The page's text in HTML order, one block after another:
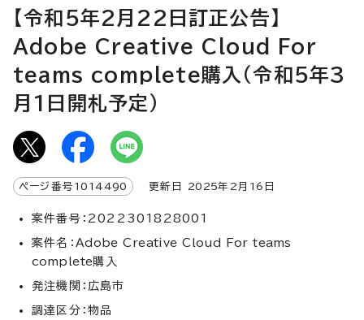
【令和5年2月22日訂正公告】
Adobe Creative Cloud For
teams complete購入（令和5年3
月1日開札予定）
ページ番号 1014490 更新日 2025年2月 16 日
案件番号：2022301828001
案件名： Adobe Creative Cloud For teams
complete購入
発注機関：広島市
調達区分：物品